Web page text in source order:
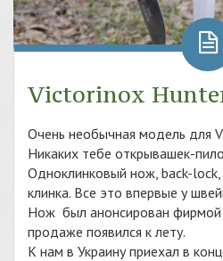
Victorinox
Очень необычная модель для
Никаких тебе открывашек-
Одноклинковый нож, back-lock,
клинка. Все это впервые у
Нож был анонсирован фирмой
продаже появился к лету.
К нам в Украину приехал в